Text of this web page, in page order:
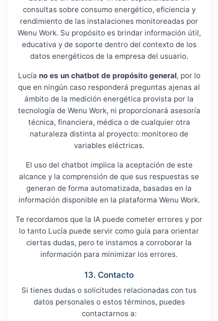
consultas sobre consumo energético, eficiencia y
rendimiento de las instalaciones monitoreadas por
Wenu Work. Su propósito es brindar información útil,
educativa y de soporte dentro del contexto de los
datos energéticos de la empresa del usuario.
Lucía no es un chatbot de propósito general, por lo
que en ningún caso responderá preguntas ajenas al
ámbito de la medición energética provista por la
tecnología de Wenu Work, ni proporcionará asesoría
técnica, financiera, médica o de cualquier otra
naturaleza distinta al proyecto: monitoreo de
variables eléctricas.
El uso del chatbot implica la aceptación de este
alcance y la comprensión de que sus respuestas se
generan de forma automatizada, basadas en la
información disponible en la plataforma Wenu Work.
Te recordamos que la IA puede cometer errores y por
lo tanto Lucía puede servir como guía para orientar
ciertas dudas, pero te instamos a corroborar la
información para minimizar los errores.
13. Contacto
Si tienes dudas o solicitudes relacionadas con tus
datos personales o estos términos, puedes
contactarnos a: